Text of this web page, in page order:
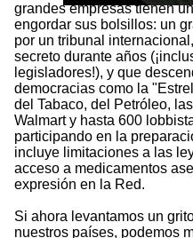
grandes empresas tienen
engordar sus bolsillos: un
por un tribunal
secreto durante años
legisladores!), y que
democracias como la
del Tabaco, del Petróleo,
Walmart y hasta 600
participando en la
incluye limitaciones a las
acceso a medicamentos
expresión en la Red.
Si ahora levantamos un
nuestros países, podemos